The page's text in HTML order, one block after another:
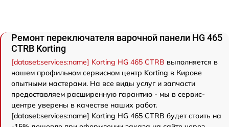
Ремонт переключателя варочной панели HG 465
CTRB Korting
[dataset:services:name] Korting HG 465 CTRB выполняется в
нашем профильном сервисном центр Korting в Кирове
опытными мастерами. На все виды услуг и запчасти
предоставляем расширенную гарантию - мы в сервис-
центре уверены в качестве наших работ.
[dataset:services:name] Korting HG 465 CTRB будет стоить на